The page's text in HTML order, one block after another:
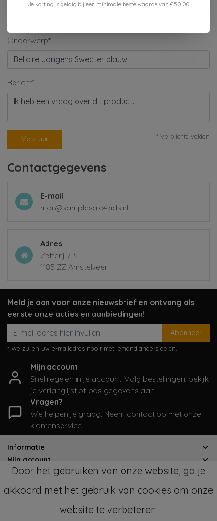
Onderwerp*
Bericht*
Verstuur * Verplichte velden
Contactgegevens
E-mail
mail@samplesale4kids.nl
Adres
Zetterij 7-9
1185 ZZ Amstelveen
Meld je aan voor onze nieuwsbrief en ontvang als
eerste onze acties en aanbiedingen!
Abonneer
* We zullen uw e-mailadres nooit met iemand anders delen.
Mijn account
Snel regelen in je account. Volg bestellingen, bekijk
je verlanglijst of pas gegevens aan.
Vragen?
We helpen je graag. Neem contact op met onze
klantenservice.
Informatie
Mijn account
Categorieën
Contactgegevens
© Copyright 2026 - SampleSale4Kids | RealisatieInStijl Media
Door het gebruiken van onze website, ga je
akkoord met het gebruik van cookies om onze
website te verbeteren.
Je korting is geldig bij een minimale bestelwaarde van €50,00